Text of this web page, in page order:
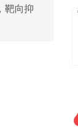
靶向抑